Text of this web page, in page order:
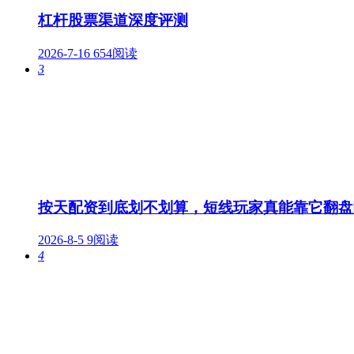
杠杆股票渠道深度评测
2026-7-16 654阅读
3
按天配资到底划不划算，短线玩家真能靠它翻
2026-8-5 9阅读
4